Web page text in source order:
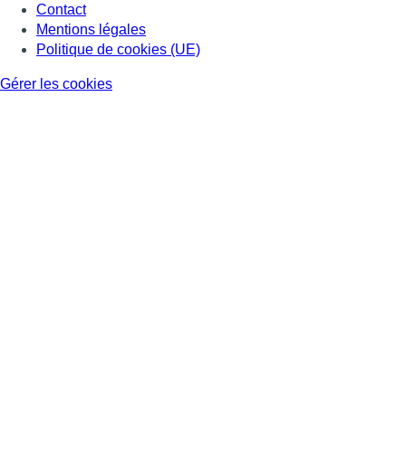
Contact
Mentions légales
Politique de cookies (UE)
Gérer les cookies